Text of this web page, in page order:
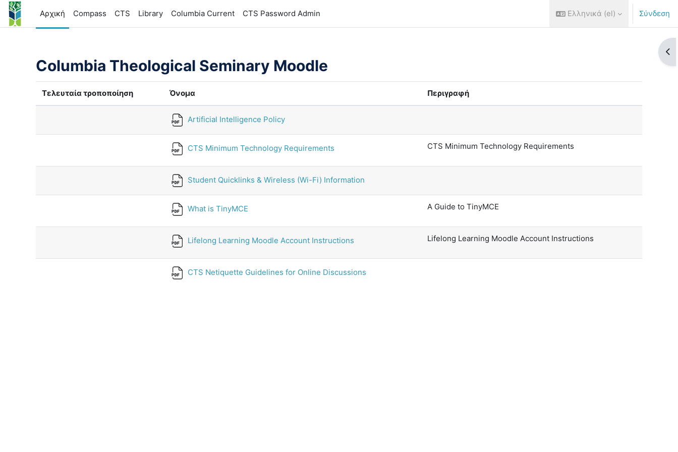
Μετάβαση στο κεντρικό περιεχόμενο
Αρχική
Compass CTS Library Columbia Current CTS Password Admin Ελληνικά ‎(el)‎ Σύνδεση
Columbia Theological Seminary Moodle
Τελευταία τροποποίηση Όνομα Περιγραφή
Artificial Intelligence Policy
CTS Minimum Technology Requirements CTS Minimum Technology Requirements
Student Quicklinks & Wireless (Wi-Fi) Information
What is TinyMCE A Guide to TinyMCE
Lifelong Learning Moodle Account Instructions Lifelong Learning Moodle Account Instructions
CTS Netiquette Guidelines for Online Discussions